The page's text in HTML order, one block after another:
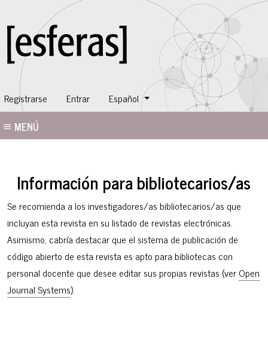
Registrarse Entrar Cambiar el idioma. El idioma actual es:
Español
MENÚ
Información para bibliotecarios/as
Se recomienda a los investigadores/as bibliotecarios/as que
incluyan esta revista en su listado de revistas electrónicas.
Asimismo, cabría destacar que el sistema de publicación de
código abierto de esta revista es apto para bibliotecas con
personal docente que desee editar sus propias revistas (verOpen
Journal Systems).